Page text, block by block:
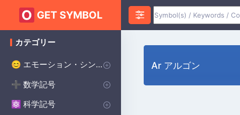
GET SYMBOL
Ar アルゴン
カテゴリー
😊 エモーション・シンボル
♥ ハートのシンボル
❤️ 愛のシンボル
😡 怒りのシンボル
😰 不安のシンボル
😀 ハッピーシンボル
😰 悲しいシンボル
😲 サプライズシンボル
😨 恐怖のシンボル
😊 スマイリーシンボル
💌 誓いのシンボル
🔴 幸運のシンボル
➕ 数学記号
♾️ インフィニティ・シンボル
∑ 代数記号
⌀ 幾何学記号
π 円周率記号
Δ デルタ記号
√ 平方根記号
α アルファシンボル
> より大きい記号
< より小さい記号
Σ シグマシンボル
± プラスマイナス記号
÷ 除算記号
λ ラムダ記号
P(A)統計記号
∑ 合計記号
⚛️ 科学記号